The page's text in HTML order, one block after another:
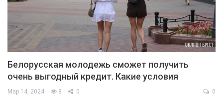
Белорусская молодежь сможет получить
очень выгодный кредит. Какие условия
Мар 14, 2024 8 0 0